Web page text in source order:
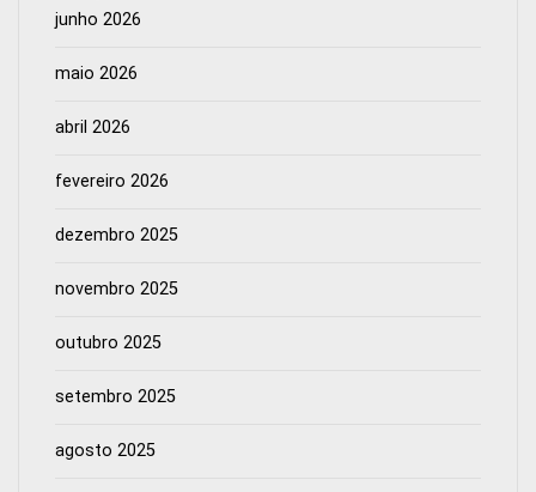
junho 2026
maio 2026
abril 2026
fevereiro 2026
dezembro 2025
novembro 2025
outubro 2025
setembro 2025
agosto 2025